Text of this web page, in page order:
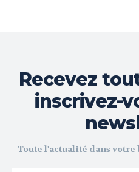
Recevez
inscrivez-
Toute l'actualité dans